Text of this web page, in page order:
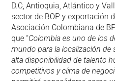
D.C, Antioquia, Atlántico y
sector de BOP y exportación
Asociación Colombiana de
que “Colombia es uno de los
mundo para la localización de
alta disponibilidad de talento
competitivos y clima de